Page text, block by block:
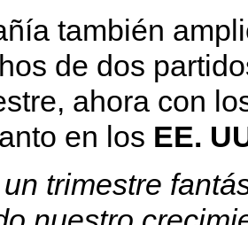
también
de dos
ahora con
en los EE.
trimestre